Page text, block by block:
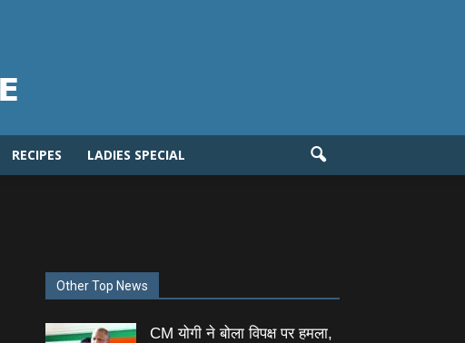
RECIPES LADIES SPECIAL
Other Top News
CM योगी ने बोला विपक्ष पर हमला,